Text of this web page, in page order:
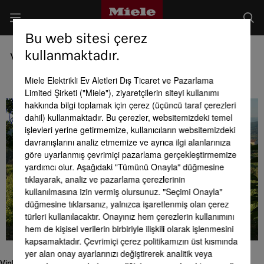
Vinho Verde – Portekizli
Bu web sitesi çerez
kullanmaktadır.
Miele Elektrikli Ev Aletleri Dış Ticaret ve Pazarlama
Limited Şirketi ("Miele"), ziyaretçilerin siteyi kullanımı
hakkında bilgi toplamak için çerez (üçüncü taraf çerezleri
dahil) kullanmaktadır. Bu çerezler, websitemizdeki temel
işlevleri yerine getirmemize, kullanıcıların websitemizdeki
davranışlarını analiz etmemize ve ayrıca ilgi alanlarınıza
göre uyarlanmış çevrimiçi pazarlama gerçekleştirmemize
yardımcı olur. Aşağıdaki "Tümünü Onayla" düğmesine
tıklayarak, analiz ve pazarlama çerezlerinin
kullanılmasına izin vermiş olursunuz. "Seçimi Onayla"
düğmesine tıklarsanız, yalnızca işaretlenmiş olan çerez
türleri kullanılacaktır. Onayınız hem çerezlerin kullanımını
hem de kişisel verilerin birbiriyle ilişkili olarak işlenmesini
kapsamaktadır. Çevrimiçi çerez politikamızın üst kısmında
yer alan onay ayarlarınızı değiştirerek analitik veya